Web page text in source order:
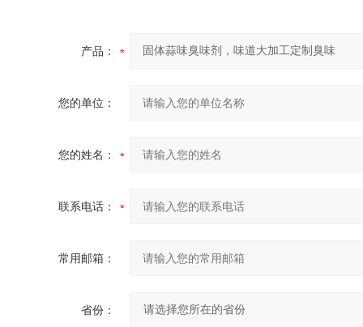
产品：
您的单位：
您的姓名：
联系电话：
常用邮箱：
省份：